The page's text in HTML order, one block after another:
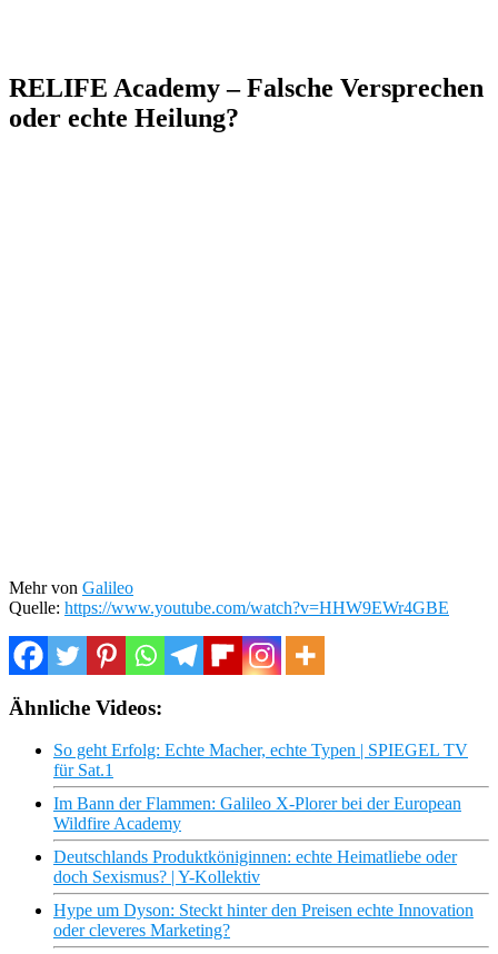
RELIFE Academy – Falsche Versprechen
oder echte Heilung?
Mehr von Galileo
Quelle: https://www.youtube.com/watch?v=HHW9EWr4GBE
Ähnliche Videos:
So geht Erfolg: Echte Macher, echte Typen | SPIEGEL TV
für Sat.1
Im Bann der Flammen: Galileo X-Plorer bei der European
Wildfire Academy
Deutschlands Produktköniginnen: echte Heimatliebe oder
doch Sexismus? | Y-Kollektiv
Hype um Dyson: Steckt hinter den Preisen echte Innovation
oder cleveres Marketing?